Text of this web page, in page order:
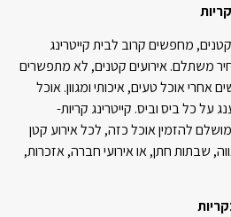
מחפשים קרוב לבית קייטרינג
משתלם. אירועים קטנים, לא מתפשרים
אחרי אוכל טעים, איכותי ומגוון. אוכל
על כל ביס וביס. קייטרינג קריות-
להזמין אוכל כזה, לכל אירוע קטן
שבתות חתן, או אירועי חברה, אזכרות,